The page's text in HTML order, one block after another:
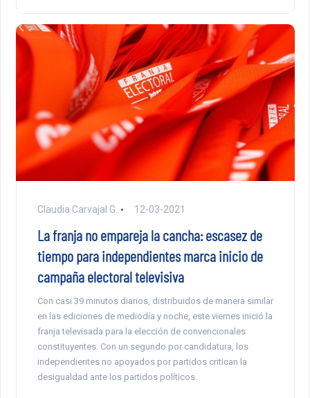
Claudia Carvajal G. 12-03-2021
La franja no empareja la cancha: escasez de
tiempo para independientes marca inicio de
campaña electoral televisiva
Con casi 39 minutos diarios, distribuidos de manera similar
en las ediciones de mediodía y noche, este viernes inició la
franja televisada para la elección de convencionales
constituyentes. Con un segundo por candidatura, los
independientes no apoyados por partidos critican la
desigualdad ante los partidos políticos.